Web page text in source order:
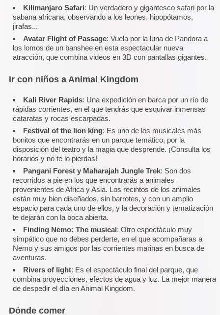
Kilimanjaro Safari: Un verdadero y gigantesco safari por la
sabana africana, observando a los leones, hipopótamos,
jirafas...
Avatar Flight of Passage: Vuela por la luna de Pandora a
los lomos de un banshee en esta espectacular nueva
atracción, que combina videos en 3D con pantallas gigantes.
Ir con niños a Animal Kingdom
Kali River Rapids: Una expedición en barca por un río de
rápidas corrientes, en el que tendrás que esquivar inmensas
cataratas y rocas escarpadas.
Festival of the lion king: Es uno de los musicales más
bonitos que encontrarás en un parque temático, por la
disposición del teatro y la magia que desprende. ¡Consulta los
horarios y no te lo pierdas!
Pangani Forest y Maharajah Jungle Trek: Son dos
recorridos a pie en los que encontrarás a animales
provenientes de Africa y Asia. Los recintos de los animales
están muy bien diseñados, sin barrotes, y con un amplio
espacio para cada uno de ellos, y la decoración y tematización
te dejarán con la boca abierta.
Finding Nemo: The musical: Otro espectáculo muy
simpático que no debes perderte, en el que acompañaras a
Nemo y sus amigos por las corrientes marinas en busca de
aventuras.
Rivers of light: Es el espectáculo final del parque, que
combina proyecciones, efectos de agua y luz. La mejor manera
de despedir el día en Animal Kingdom.
Dónde comer